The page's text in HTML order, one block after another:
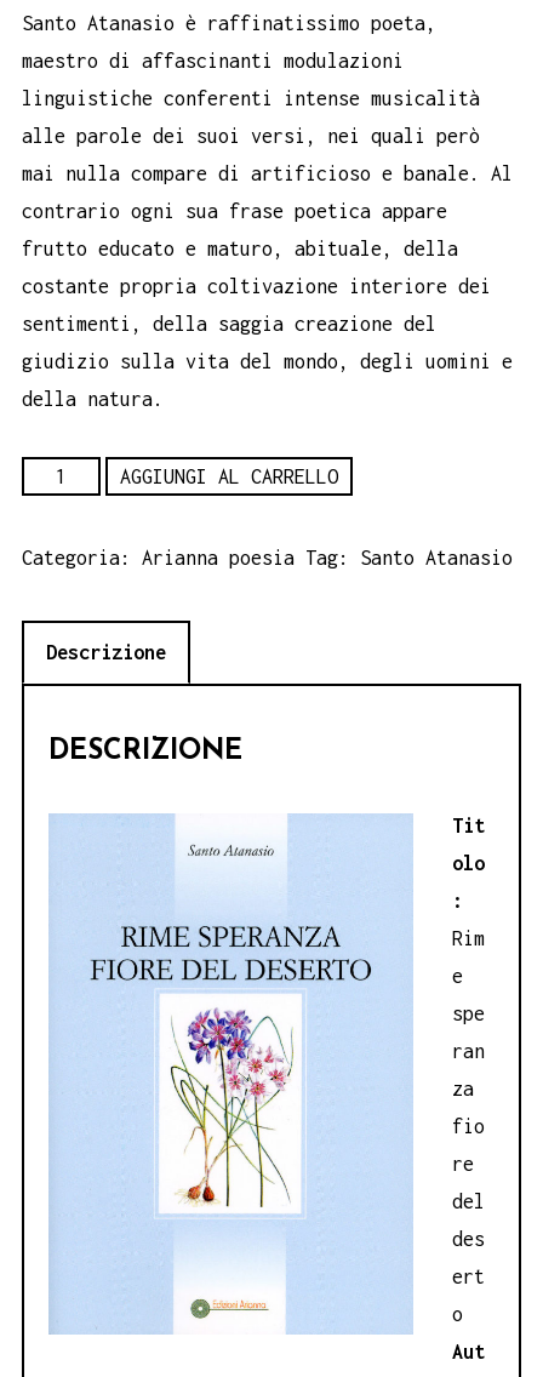
Santo Atanasio è raffinatissimo poeta,
maestro di affascinanti modulazioni
linguistiche conferenti intense musicalità
alle parole dei suoi versi, nei quali però
mai nulla compare di artificioso e banale. Al
contrario ogni sua frase poetica appare
frutto educato e maturo, abituale, della
costante propria coltivazione interiore dei
sentimenti, della saggia creazione del
giudizio sulla vita del mondo, degli uomini e
della natura.
Rime
fiore
deserto
Atanasio
AGGIUNGI AL CARRELLO
Categoria: Arianna poesia Tag: Santo Atanasio
Descrizione
DESCRIZIONE
Tit
olo
:
Rim
e
spe
ran
za
fio
re
del
des
ert
o
Aut